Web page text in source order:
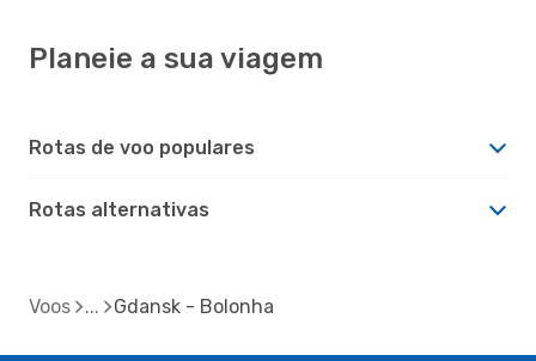
Planeie a sua viagem
Rotas de voo populares
Rotas alternativas
Voos Gdansk - Bolonha